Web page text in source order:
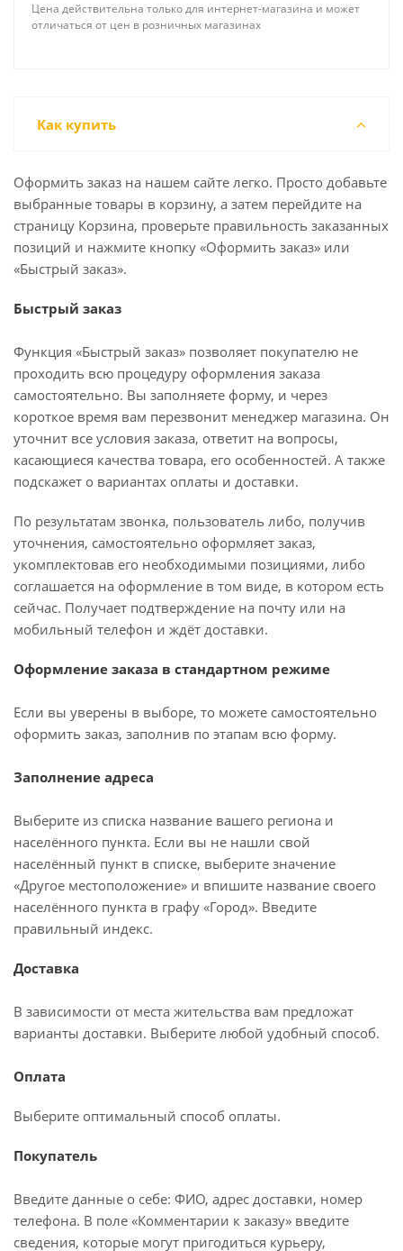
Цена действительна только для интернет-магазина и может
отличаться от цен в розничных магазинах
Как купить
Оформить заказ на нашем сайте легко. Просто добавьте
выбранные товары в корзину, а затем перейдите на
страницу Корзина, проверьте правильность заказанных
позиций и нажмите кнопку «Оформить заказ» или
«Быстрый заказ».
Быстрый заказ
Функция «Быстрый заказ» позволяет покупателю не
проходить всю процедуру оформления заказа
самостоятельно. Вы заполняете форму, и через
короткое время вам перезвонит менеджер магазина. Он
уточнит все условия заказа, ответит на вопросы,
касающиеся качества товара, его особенностей. А также
подскажет о вариантах оплаты и доставки.
По результатам звонка, пользователь либо, получив
уточнения, самостоятельно оформляет заказ,
укомплектовав его необходимыми позициями, либо
соглашается на оформление в том виде, в котором есть
сейчас. Получает подтверждение на почту или на
мобильный телефон и ждёт доставки.
Оформление заказа в стандартном режиме
Если вы уверены в выборе, то можете самостоятельно
оформить заказ, заполнив по этапам всю форму.
Заполнение адреса
Выберите из списка название вашего региона и
населённого пункта. Если вы не нашли свой
населённый пункт в списке, выберите значение
«Другое местоположение» и впишите название своего
населённого пункта в графу «Город». Введите
правильный индекс.
Доставка
В зависимости от места жительства вам предложат
варианты доставки. Выберите любой удобный способ.
Оплата
Выберите оптимальный способ оплаты.
Покупатель
Введите данные о себе: ФИО, адрес доставки, номер
телефона. В поле «Комментарии к заказу» введите
сведения, которые могут пригодиться курьеру,